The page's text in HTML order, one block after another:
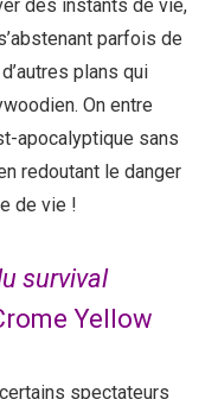
des instants de vie,
parfois de
plans qui
On entre
apocalyptique sans
redoutant le danger
de vie !
survival
Yellow
spectateurs